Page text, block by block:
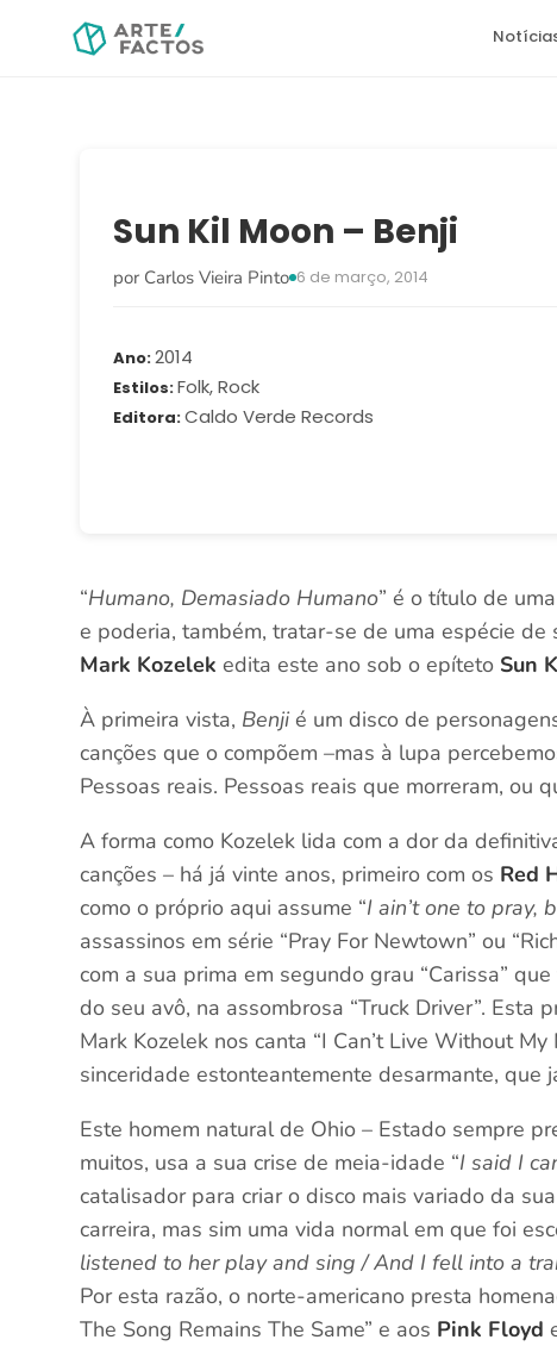
Sun Kil Moon – Benji
por Carlos Vieira Pinto 6 de março, 2014
Ano 2014
Estilos Folk, Rock
Editora Caldo Verde Records
“Humano, Demasiado Humano” é o título de
e poderia, também, tratar-se de uma espécie
Mark Kozelek edita este ano sob o epíteto Sun
À primeira vista, Benjié um disco de
canções que o compõem –mas à lupa
Pessoas reais. Pessoas reais que morreram, ou
A forma como Kozelek lida com a dor da
canções – há já vinte anos, primeiro com os Red
como o próprio aqui assume “I ain’t one to pray,
assassinos em série “Pray For Newtown” ou
com a sua prima em segundo grau “Carissa”
do seu avô, na assombrosa “Truck Driver”.
Mark Kozelek nos canta “I Can’t Live Without My
sinceridade estonteantemente desarmante, que
Este homem natural de Ohio – Estado sempre
muitos, usa a sua crise de meia-idade “I said I
catalisador para criar o disco mais variado da
carreira, mas sim uma vida normal em que foi
listened to her play and sing / And I fell into a
Por esta razão, o norte-americano presta
The Song Remains The Same” e aos Pink Floyd